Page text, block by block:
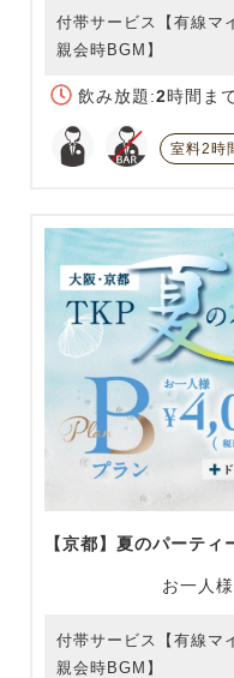
付帯サービス【有線マ
親会時BGM】
飲み放題:2時間ま
室料2時
【京都】夏のパーティ
お一人様
付帯サービス【有線マ
親会時BGM】